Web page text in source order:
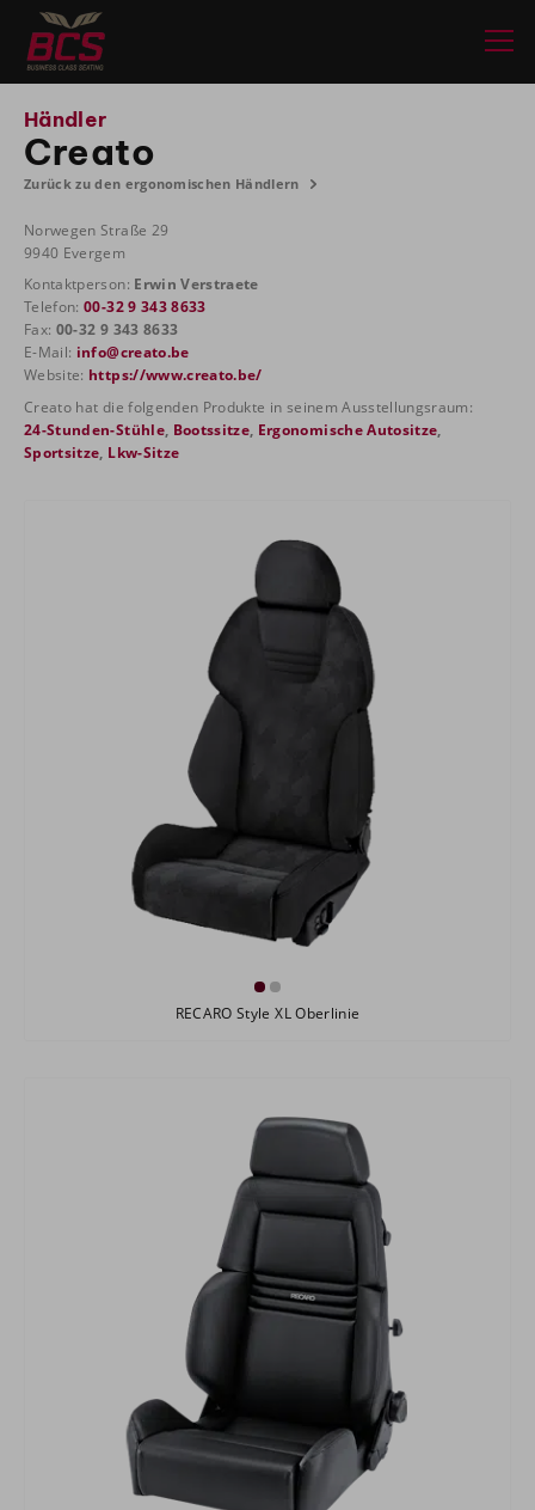
Händler
Creato
Zurück zu den ergonomischen Händlern
Norwegen Straße 29
9940 Evergem
Kontaktperson: Erwin Verstraete
Telefon:00-32 9 343 8633
Fax: 00-32 9 343 8633
E-Mail: info@creato.be
Website: https://www.creato.be/
Creato hat die folgenden Produkte in seinem Ausstellungsraum:
24-Stunden-Stühle, Bootssitze Ergonomische Autositze
Sportsitze Lkw-Sitze
RECARO Style XL Oberlinie